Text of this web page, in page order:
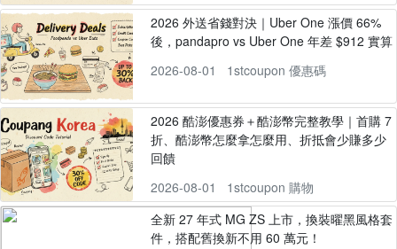
2026 外送省錢對決｜Uber One 漲價 66%
後，pandapro vs Uber One 年差 $912 實算
2026-08-01
1stcoupon 優惠碼
2026 酷澎優惠券＋酷澎幣完整教學｜首購 7
折、酷澎幣怎麼拿怎麼用、折抵會少賺多少
回饋
2026-08-01
1stcoupon 購物
全新 27 年式 MG ZS 上市，換裝曜黑風格套
件，搭配舊換新不用 60 萬元！